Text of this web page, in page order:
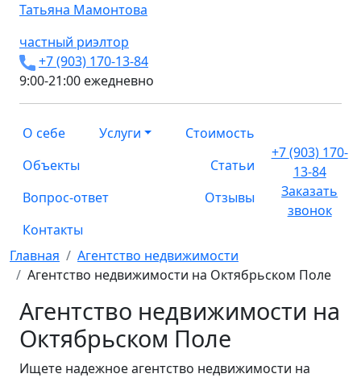
Татьяна Мамонтова
частный риэлтор
+7 (903) 170-13-84
9:00-21:00 ежедневно
О себе Услуги
Стоимость
Объекты
Статьи
Вопрос-ответ
Отзывы
Контакты
+7 (903) 170-
13-84
Заказать
звонок
Главная
Агентство недвижимости
Агентство недвижимости на Октябрьском Поле
Агентство недвижимости на
Октябрьском Поле
Ищете надежное агентство недвижимости на